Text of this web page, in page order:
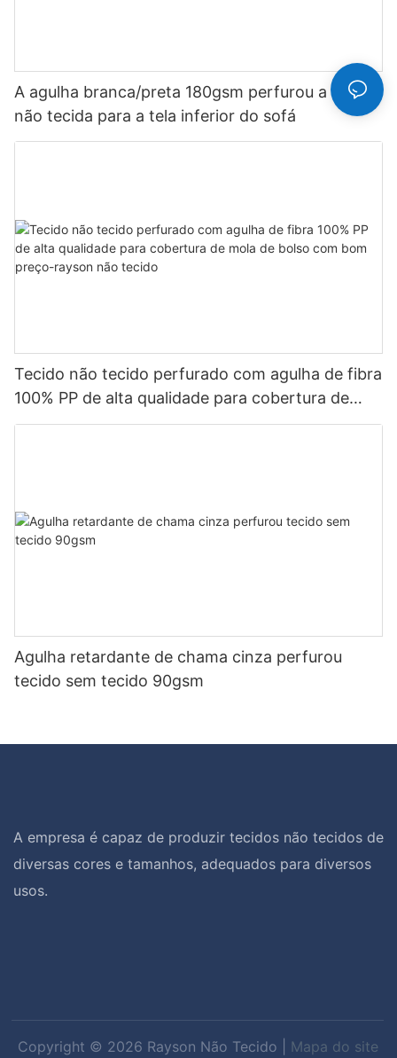
A agulha branca/preta 180gsm perfurou a tela
não tecida para a tela inferior do sofá
Tecido não tecido perfurado com agulha de fibra
100% PP de alta qualidade para cobertura de
mola de bolso com bom preço-rayson não
Agulha retardante de chama cinza perfurou
tecido sem tecido 90gsm
A empresa é capaz de produzir tecidos não tecidos de
diversas cores e tamanhos, adequados para diversos
usos.
Copyright © 2026 Rayson Não Tecido | Mapa do site